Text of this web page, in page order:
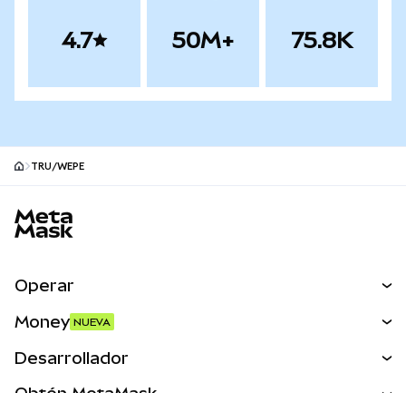
4.7 50M+ 75.8K
TRU/WEPE
Operar
Money NUEVA
Desarrollador